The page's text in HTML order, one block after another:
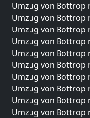
Umzug von Bottrop
Umzug von Bottrop
Umzug von Bottrop
Umzug von Bottrop
Umzug von Bottrop
Umzug von Bottrop
Umzug von Bottrop
Umzug von Bottrop
Umzug von Bottrop
Umzug von Bottrop